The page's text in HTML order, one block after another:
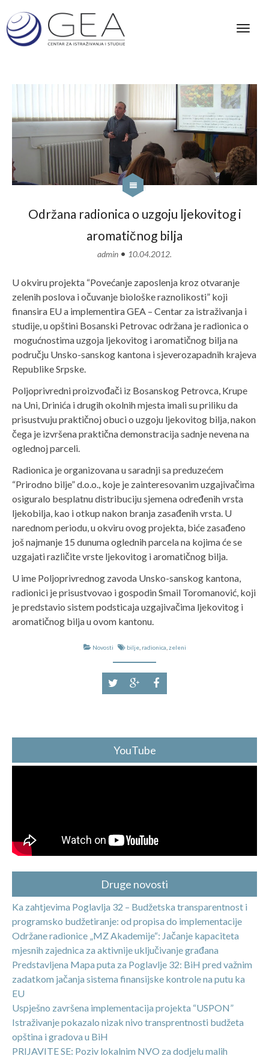
Održana radionica o uzgoju ljekovitog i
aromatičnog bilja
admin • 10.04.2012.
U okviru projekta “Povećanje zaposlenja kroz otvaranje
zelenih poslova i očuvanje biološke raznolikosti” koji
finansira EU a implementira GEA – Centar za istraživanja i
studije, u opštini Bosanski Petrovac održana je radionica o
mogućnostima uzgoja ljekovitog i aromatičnog bilja na
području Unsko-sanskog kantona i sjeverozapadnih krajeva
Republike Srpske.
Poljoprivredni proizvođači iz Bosanskog Petrovca, Krupe
na Uni, Drinića i drugih okolnih mjesta imali su priliku da
prisustvuju praktičnoj obuci o uzgoju ljekovitog bilja, nakon
čega je izvršena praktična demonstracija sadnje nevena na
oglednoj parceli.
Radionica je organizovana u saradnji sa preduzećem
“Prirodno bilje” d.o.o., koje je zainteresovanim uzgajivačima
osiguralo besplatnu distribuciju sjemena određenih vrsta
ljekobilja, kao i otkup nakon branja zasađenih vrsta. U
narednom periodu, u okviru ovog projekta, biće zasađeno
još najmanje 15 dunuma oglednih parcela na kojima će se
uzgajati različite vrste ljekovitog i aromatičnog bilja.
U ime Poljoprivrednog zavoda Unsko-sanskog kantona,
radionici je prisustvovao i gospodin Smail Toromanović, koji
je predstavio sistem podsticaja uzgajivačima ljekovitog i
aromatičnog bilja u ovom kantonu.
Novosti bilje, radionica zeleni
YouTube
Druge novosti
Ka zahtjevima Poglavlja 32 – Budžetska transparentnost i
programsko budžetiranje: od propisa do implementacije
Održane radionice „MZ Akademije“: Jačanje kapaciteta
mjesnih zajednica za aktivnije uključivanje građana
Predstavljena Mapa puta za Poglavlje 32: BiH pred važnim
zadatkom jačanja sistema finansijske kontrole na putu ka
EU
Uspješno završena implementacija projekta “USPON”
Istraživanje pokazalo nizak nivo transprentnosti budžeta
opština i gradova u BiH
PRIJAVITE SE: Poziv lokalnim NVO za dodjelu malih